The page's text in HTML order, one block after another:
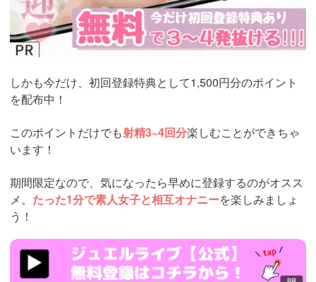
しかも今だけ、初回登録特典として1,500円分のポイント
を配布中！
このポイントだけでも射精3~4回分楽しむことができちゃ
います！
期間限定なので、気になったら早めに登録するのがオスス
メ。 たった1分で素人女子と相互オナニーを楽しみましょ
う！
https://www.j-
live.tv/LiveChat/acs.php?
si=jwchatt&pid=MLA5661_0004&pa=lp40.php